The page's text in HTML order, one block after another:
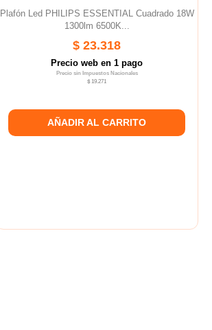
Plafón Led PHILIPS ESSENTIAL Cuadrado 18W
1300lm 6500K...
$ 23.318
Precio web en 1 pago
Precio sin Impuestos Nacionales
$ 19.271
AÑADIR AL CARRITO